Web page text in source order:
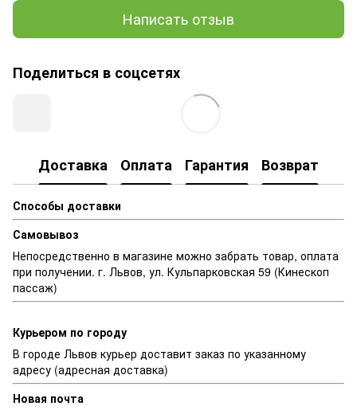
Написать отзыв
Поделиться в соцсетях
Доставка Оплата Гарантия Возврат
Способы доставки
Самовывоз
Непосредственно в магазине можно забрать товар, оплата
при получении. г. Львов, ул. Кульпарковская 59 (Кинескоп
пассаж)
Курьером по городу
В городе Львов курьер доставит заказ по указанному
адресу (адресная доставка)
Новая почта